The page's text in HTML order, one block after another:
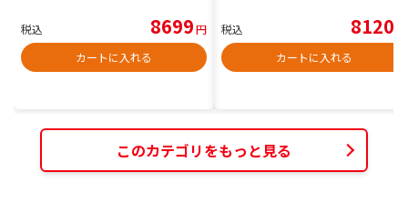
税込 8699円
カートに入れる
税込 8120
カートに入れる
このカテゴリをもっと見る